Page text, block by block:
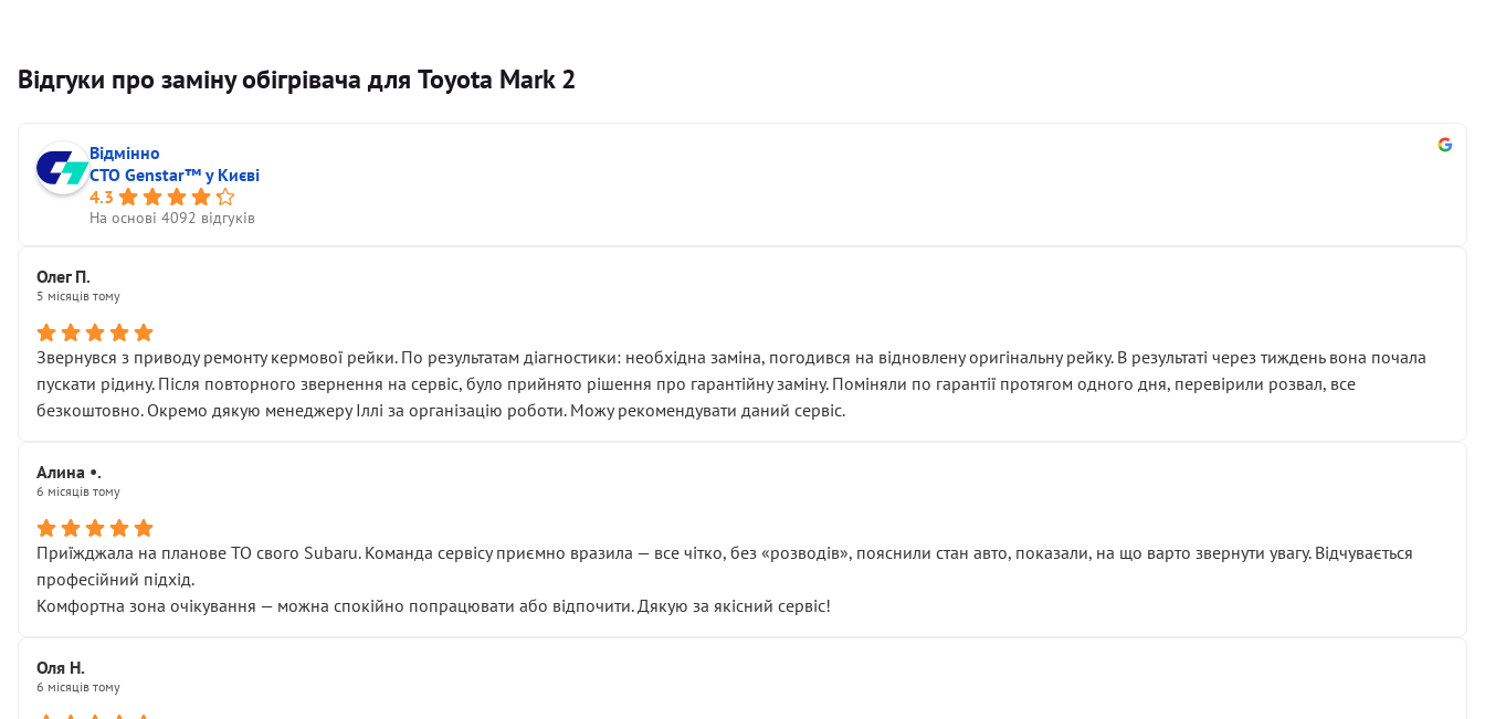
Відгуки про заміну обігрівача для Toyota Mark 2
Відмінно
СТО Genstar™ у Києві
4.3
На основі 4092 відгуків
Олег П.
5 місяців тому
Звернувся з приводу ремонту кермової рейки. По результатам діагностики: необхідна заміна, погодився на відновлену оригінальну рейку. В результаті через тиждень вона почала
пускати рідину. Після повторного звернення на сервіс, було прийнято рішення про гарантійну заміну. Поміняли по гарантії протягом одного дня, перевірили розвал, все
безкоштовно. Окремо дякую менеджеру Іллі за організацію роботи. Можу рекомендувати даний сервіс.
Алина •.
6 місяців тому
Приїжджала на планове ТО свого Subaru. Команда сервісу приємно вразила — все чітко, без «розводів», пояснили стан авто, показали, на що варто звернути увагу. Відчувається
професійний підхід.
Комфортна зона очікування — можна спокійно попрацювати або відпочити. Дякую за якісний сервіс!
Оля Н.
6 місяців тому